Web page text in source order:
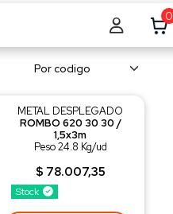
0
Stock
METAL DESPLEGADO
ROMBO 620 30 30 /
1,5x3m
Peso 24.8 Kg/ud
$ 78.007,35